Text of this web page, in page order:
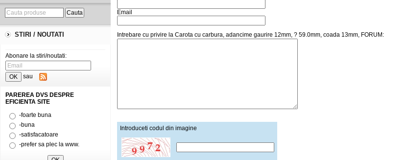
STIRI / NOUTATI
Abonare la stiri/noutati:
sau
PAREREA DVS DESPRE
EFICIENTA SITE
-foarte buna
-buna
-satisfacatoare
-prefer sa plec la www.
Email
Intrebare cu privire la Carota cu carbura, adancime gaurire 12mm, ? 59.0mm, coada 13mm, FORUM:
Introduceti codul din imagine